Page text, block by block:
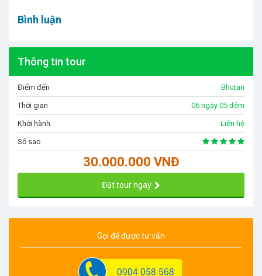
Bình luận
Thông tin tour
Điểm đến Bhutan
Thời gian 06 ngày 05 đêm
Khởi hành Liên hệ
Số sao
30.000.000 VNĐ
Đặt tour ngay
Gọi để được tư vấn